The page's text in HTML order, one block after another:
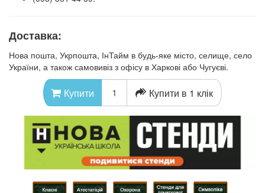
Доставка:
Нова пошта, Укрпошта, ІнТайм в будь-яке місто, селище, село
України, а також самовивіз з офісу в Харкові або Чугуєві.
Купити Купити в 1 клік